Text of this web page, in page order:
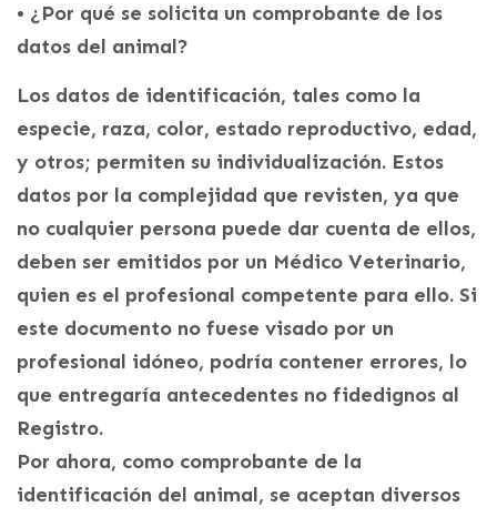
• ¿Por qué se solicita un comprobante de los
datos del animal?
Los datos de identificación, tales como la
especie, raza, color, estado reproductivo, edad,
y otros; permiten su individualización. Estos
datos por la complejidad que revisten, ya que
no cualquier persona puede dar cuenta de ellos,
deben ser emitidos por un Médico Veterinario,
quien es el profesional competente para ello. Si
este documento no fuese visado por un
profesional idóneo, podría contener errores, lo
que entregaría antecedentes no fidedignos al
Registro.
Por ahora, como comprobante de la
identificación del animal, se aceptan diversos